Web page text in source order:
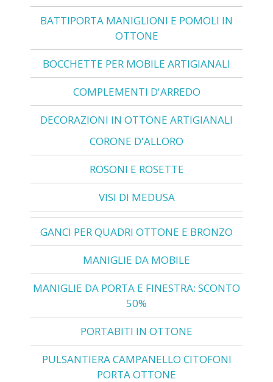
BATTIPORTA MANIGLIONI E POMOLI IN
OTTONE
BOCCHETTE PER MOBILE ARTIGIANALI
COMPLEMENTI D'ARREDO
DECORAZIONI IN OTTONE ARTIGIANALI
CORONE D'ALLORO
ROSONI E ROSETTE
VISI DI MEDUSA
GANCI PER QUADRI OTTONE E BRONZO
MANIGLIE DA MOBILE
MANIGLIE DA PORTA E FINESTRA: SCONTO
50%
PORTABITI IN OTTONE
PULSANTIERA CAMPANELLO CITOFONI
PORTA OTTONE